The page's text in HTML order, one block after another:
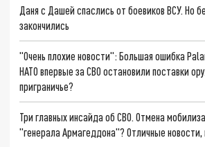
Даня с Дашей спаслись от боевиков ВСУ. Но
закончились
"Очень плохие новости": Большая ошибка
НАТО впервые за СВО остановили поставки
приграничье?
Три главных инсайда об СВО. Отмена
"генерала Армагеддона"? Отличные